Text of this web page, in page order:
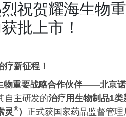
祝贺耀海生物
批上市！
新征程！
物重要战略合作伙伴——北京
自主研发的治疗用生物制品1
灵®） 正式获国家药品监督管